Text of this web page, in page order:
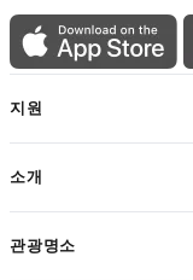
지원
소개
관광명소